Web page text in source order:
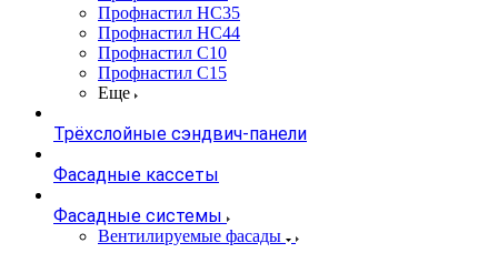
Профнастил НС35
Профнастил НС44
Профнастил С10
Профнастил С15
Еще
Трёхслойные сэндвич-панели
Фасадные кассеты
Фасадные системы
Вентилируемые фасады